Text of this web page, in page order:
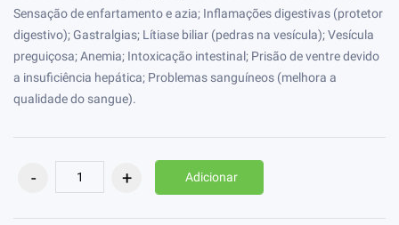
Sensação de enfartamento e azia; Inflamações digestivas (protetor
digestivo); Gastralgias; Lítiase biliar (pedras na vesícula); Vesícula
preguiçosa; Anemia; Intoxicação intestinal; Prisão de ventre devido
a insuficiência hepática; Problemas sanguíneos (melhora a
qualidade do sangue).
Adicionar